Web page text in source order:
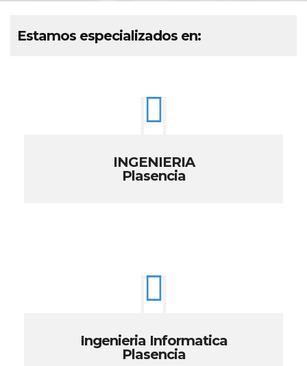
Estamos especializados en:
INGENIERIA
Plasencia
Ingenieria Informatica
Plasencia